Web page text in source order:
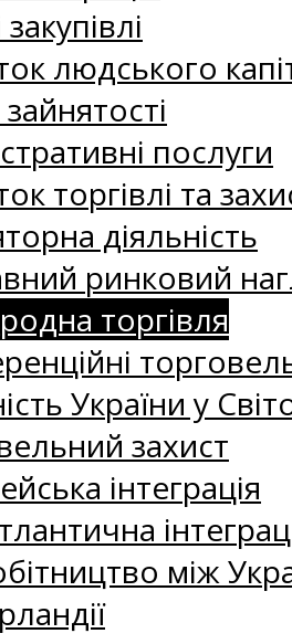
людського
послуги
торгівлі та
діяльність
ринковий
торгівля
України у
захист
інтеграція
між